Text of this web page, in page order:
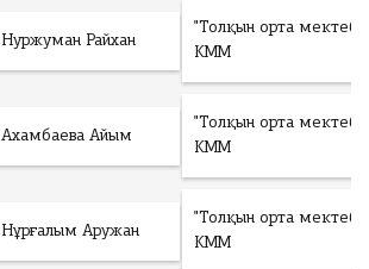
Нуржуман Райхан
"Толқын орта мектебі"
КММ
Ахамбаева Айым
"Толқын орта мектебі"
КММ
Нұрғалым Аружан
"Толқын орта мектебі"
КММ